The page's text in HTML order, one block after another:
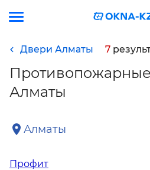
Двери Алматы 7
Алматы
Алматы
Профит